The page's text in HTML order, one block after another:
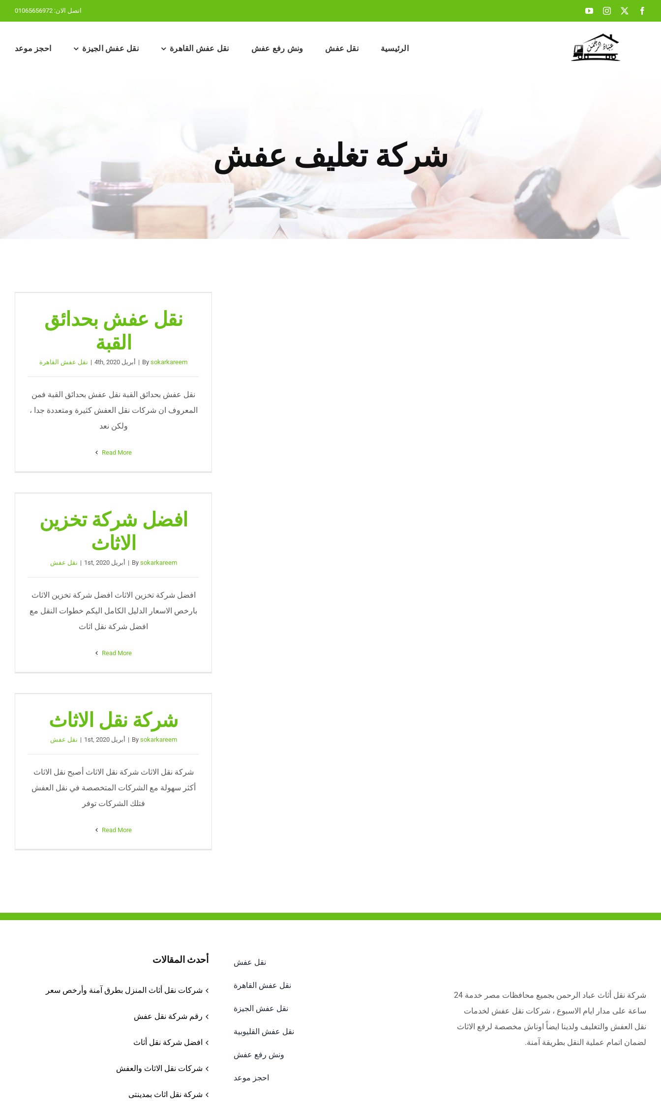
to
اتصل الان: 01065656972
الرئيسية نقل عفش ونش رفع عفش نقل عفش القاهرة نقل عفش الجيزة احجز موعد
شركة تغليف عفش
نقل عفش بحدائق
القبة
Bysokarkareem
| أبريل 4th, 2020 | نقل عفش القاهرة
نقل عفش بحدائق القبة نقل عفش بحدائق القبة فمن
المعروف ان شركات نقل العفش كثيرة ومتعددة جدا ،
ولكن نعد
Read More
افضل شركة تخزين
الاثاث
By sokarkareem
| أبريل 1st, 2020 | نقل عفش
افضل شركة تخزين الاثاث افضل شركة تخزين الاثاث
بارخص الاسعار الدليل الكامل اليكم خطوات النقل مع
افضل شركة نقل اثاث
Read More
شركة نقل الاثاث
By sokarkareem
| أبريل 1st, 2020 | نقل عفش
شركة نقل الاثاث شركة نقل الاثاث أصبح نقل الاثاث
أكثر سهولة مع الشركات المتخصصة في نقل العفش
فتلك الشركات توفر
Read More
شركة نقل أثاث عباد الرحمن بجميع محافظات مصر خدمة 24
ساعة على مدار ايام الاسبوع ، شركات نقل عفش لخدمات
نقل العفش والتغليف ولدينا ايضاً اوناش مخصصة لرفع الاثاث
لضمان اتمام عملية النقل بطريقة آمنة.
نقل عفش
نقل عفش القاهرة
نقل عفش الجيزة
نقل عفش القليوبية
ونش رفع عفش
احجز موعد
أحدث المقالات
شركات نقل أثاث المنزل بطرق آمنة وأرخص سعر
رقم شركة نقل عفش
افضل شركة نقل أثاث
شركات نقل الاثاث والعفش
شركة نقل اثاث بمدينتى